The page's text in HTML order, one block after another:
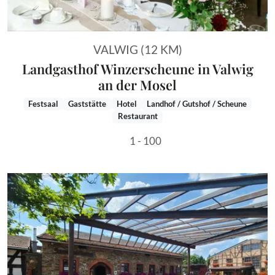
VALWIG (12 KM)
Landgasthof Winzerscheune in Valwig
an der Mosel
Festsaal Gaststätte Hotel
Landhof / Gutshof / Scheune
Restaurant
1 - 100